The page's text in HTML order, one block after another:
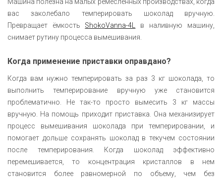
вас заколебало темперировать шоколад вручную.
Превращает ёмкостьShokoVanna-4L
в наливную машину,
снимает рутину процесса вымешивания.
Когда применение приставки оправдано?
Когда вам нужно темперировать за раз 3 кг шоколада, то
выполнить темперирование вручную уже становится
проблематично. Не так-то просто вымесить 3 кг массы
вручную. На помощь приходит приставка. Она механизирует
процесс вымешивания шоколада при темперировании, и
помогает дольше сохранять шоколад в текучем состоянии
после темперирования. Когда шоколад эффективно
перемешивается, то концентрация кристаллов в нем
становится более равномерной по объему, чем без